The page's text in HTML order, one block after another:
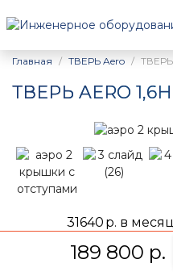
Главная
ТВЕРЬ Aero ТВЕРЬ
ТВЕРЬ AERO 1,6Н
31640 р. в
189 800 р.